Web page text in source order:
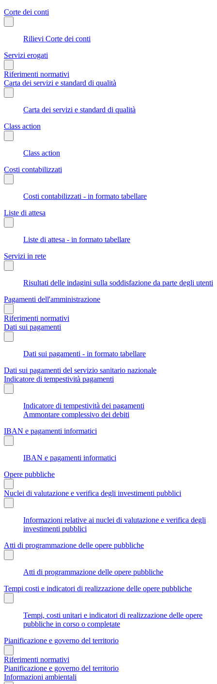
Corte dei conti
Rilievi Corte dei conti
Servizi erogati
Riferimenti normativi
Carta dei servizi e standard di qualità
Carta dei servizi e standard di qualità
Class action
Class action
Costi contabilizzati
Costi contabilizzati - in formato tabellare
Liste di attesa
Liste di attesa - in formato tabellare
Servizi in rete
Risultati delle indagini sulla soddisfazione da parte degli utenti
Pagamenti dell'amministrazione
Riferimenti normativi
Dati sui pagamenti
Dati sui pagamenti - in formato tabellare
Dati sui pagamenti del servizio sanitario nazionale
Indicatore di tempestività pagamenti
Indicatore di tempestività dei pagamenti
Ammontare complessivo dei debiti
IBAN e pagamenti informatici
IBAN e pagamenti informatici
Opere pubbliche
Nuclei di valutazione e verifica degli investimenti pubblici
Informazioni relative ai nuclei di valutazione e verifica degli
investimenti pubblici
Atti di programmazione delle opere pubbliche
Atti di programmazione delle opere pubbliche
Tempi costi e indicatori di realizzazione delle opere pubbliche
Tempi, costi unitari e indicatori di realizzazione delle opere
pubbliche in corso o completate
Pianificazione e governo del territorio
Riferimenti normativi
Pianificazione e governo del territorio
Informazioni ambientali